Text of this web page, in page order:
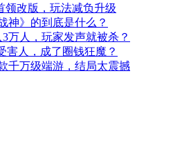
领改版，玩法减负升级
神》的到底是什么？
万人，玩家发声就被杀？
害人，成了圈钱狂魔？
千万级端游，结局太震撼